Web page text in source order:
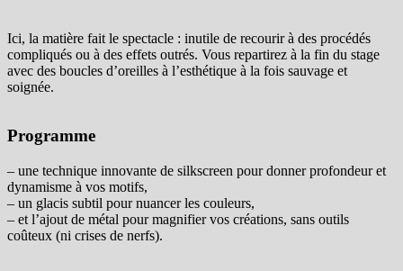
Ici, la matière fait le spectacle : inutile de recourir à des procédés
compliqués ou à des effets outrés. Vous repartirez à la fin du stage
avec des boucles d’oreilles à l’esthétique à la fois sauvage et
soignée.
Programme
– une technique innovante de silkscreen pour donner profondeur et
dynamisme à vos motifs,
– un glacis subtil pour nuancer les couleurs,
– et l’ajout de métal pour magnifier vos créations, sans outils
coûteux (ni crises de nerfs).